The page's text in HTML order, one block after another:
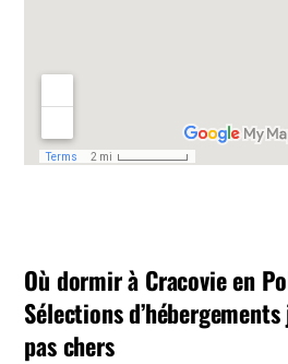
Où dormir à Cracovie en
Sélections
pas chers